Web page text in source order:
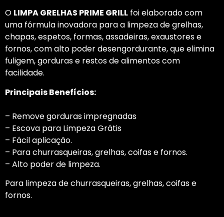
O LIMPA GRELHAS PRIME GRILL foi elaborado com
uma fórmula inovadora para a limpeza de grelhas,
chapas, espetos, formas, assadeiras, exaustores e
fornos, com alto poder desengordurante, que elimina
fuligem, gorduras e restos de alimentos com
facilidade.
Principais Benefícios:
– Remove gorduras impregnadas
– Escova para Limpeza Grátis
– Fácil aplicação.
– Para churrasqueiras, grelhas, coifas e fornos.
– Alto poder de limpeza.
Para limpeza de churrasqueiras, grelhas, coifas e
fornos.